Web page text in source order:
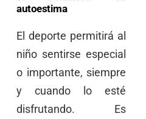
autoestima
El deporte permitirá al
niño sentirse especial
o importante, siempre
y cuando lo esté
disfrutando. Es